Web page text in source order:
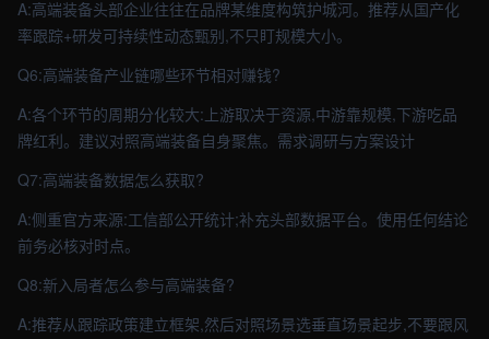
A:高端装备头部企业往往在品牌某维度构筑护城河。推荐从国产化
率跟踪+研发可持续性动态甄别,不只盯规模大小。
Q6:高端装备产业链哪些环节相对赚钱?
A:各个环节的周期分化较大:上游取决于资源,中游靠规模,下游吃品
牌红利。建议对照高端装备自身聚焦。需求调研与方案设计
Q7:高端装备数据怎么获取?
A:侧重官方来源:工信部公开统计;补充头部数据平台。使用任何结论
前务必核对时点。
Q8:新入局者怎么参与高端装备?
A:推荐从跟踪政策建立框架,然后对照场景选垂直场景起步,不要跟风